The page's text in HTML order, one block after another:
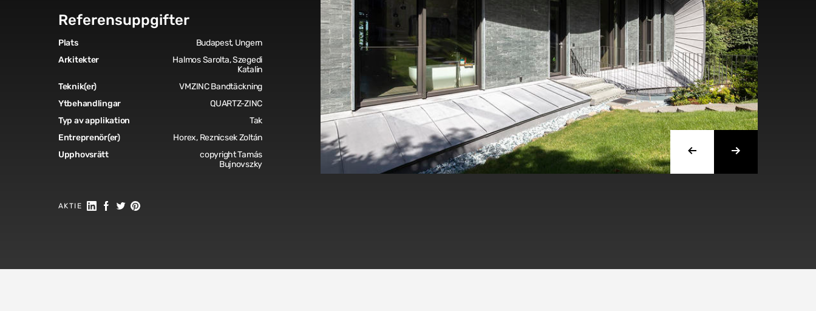
Referensuppgifter
Plats
Budapest, Ungern
Arkitekter
Halmos Sarolta, Szegedi
Katalin
Teknik(er)
VMZINC Bandtäckning
Ytbehandlingar
QUARTZ-ZINC
Typ av applikation
Tak
Entreprenör(er)
Horex, Reznicsek Zoltán
Upphovsrätt
copyright Tamás
Bujnovszky
AKTIE Dela på Linkedin
Dela på Facebook
Dela på Twitter
Dela på Pinterest